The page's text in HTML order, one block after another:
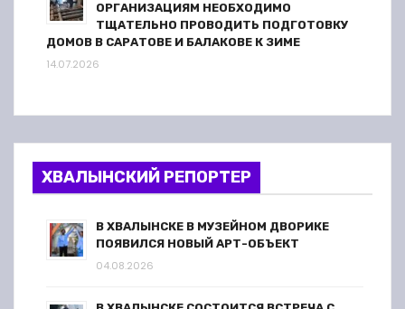
ОРГАНИЗАЦИЯМ НЕОБХОДИМО
ТЩАТЕЛЬНО ПРОВОДИТЬ ПОДГОТОВКУ
ДОМОВ В САРАТОВЕ И БАЛАКОВЕ К ЗИМЕ
14.07.2026
ХВАЛЫНСКИЙ РЕПОРТЕР
В ХВАЛЫНСКЕ В МУЗЕЙНОМ ДВОРИКЕ
ПОЯВИЛСЯ НОВЫЙ АРТ-ОБЪЕКТ
04.08.2026